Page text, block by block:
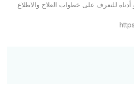
أدناه للتعرف على خطوات العلاج والاطلاع